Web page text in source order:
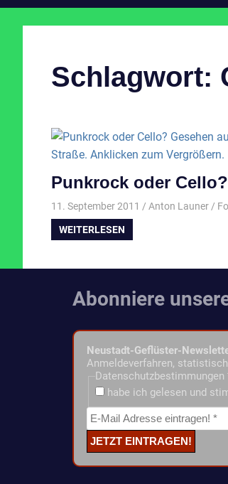
Schlagwort:
Punkrock oder Cello?
11. September 2011 Anton Launer
WEITERLESEN
Abonniere
Neustadt-Geflüster-
Anmeldeverfahren,
Datenschutzbestimmungen
habe ich gelesen und